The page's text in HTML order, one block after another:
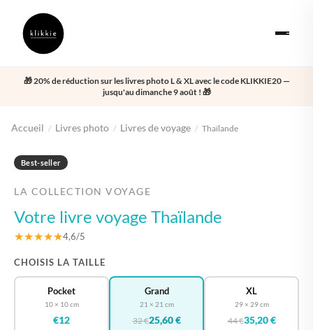
🎁 20% de réduction sur les livres photo L & XL avec le code KLIKKIE20 —
jusqu'au dimanche 9 août ! 🎁
Accueil / Livres photo / Livres de voyage / Thaïlande
Best-seller
LA COLLECTION VOYAGE
Votre livre voyage Thaïlande
★★★★★4,6/5
CHOISIS LA TAILLE
Pocket
10 × 10 cm
€12
Grand
21 × 21 cm
32 €25,60 €
XL
29 × 29 cm
44 €35,20 €